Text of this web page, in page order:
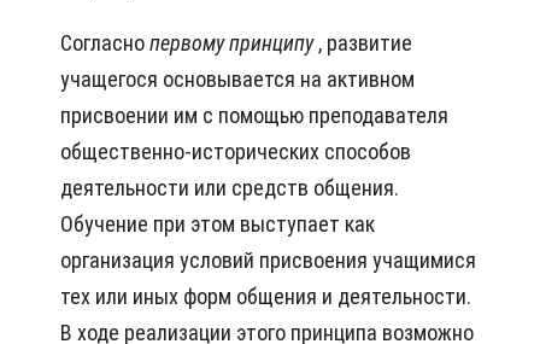
Согласнопервому принципу, развитие
учащегося основывается на активном
присвоении им с помощью преподавателя
общественно-исторических способов
деятельности или средств общения.
Обучение при этом выступает как
организация условий присвоения учащимися
тех или иных форм общения и деятельности.
В ходе реализации этого принципа возможно